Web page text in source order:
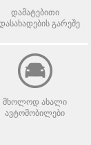
დამატებითი
გარეშე
მხოლოდ ახალი
ავტომობილები